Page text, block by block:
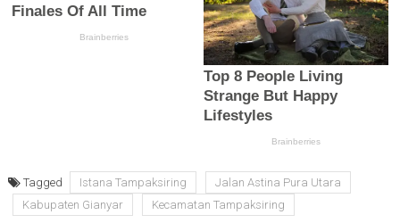
Tagged Istana Tampaksiring
Jalan Astina Pura Utara
Kabupaten Gianyar
Kecamatan Tampaksiring